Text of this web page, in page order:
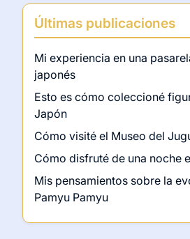
Últimas publicaciones
Mi experiencia en una
japonés
Esto es cómo coleccioné
Japón
Cómo visité el Museo del
Cómo disfruté de una noche
Mis pensamientos sobre la
Pamyu Pamyu